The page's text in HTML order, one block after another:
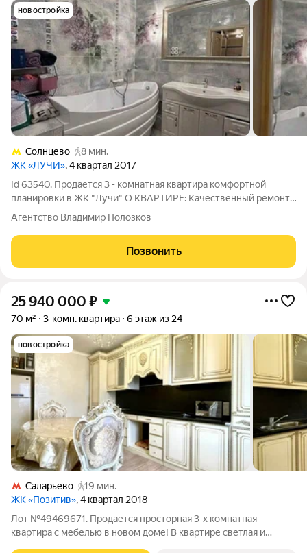
новостройка
Солнцево
8 мин.
ЖК «ЛУЧИ», 4 квартал 2017
Id 63540. Продается 3 - комнатная квартира комфортной
планировки в ЖК "Лучи" О КВАРТИРЕ: Качественный ремонт,
со всем необходимым для комфортного проживания. Окна
выходит на ОБЕ стороны. Раздельные комнаты + еще
дополнительное спальное пространство.
Агентство Владимир Полозков
Позвонить
25 940 000 ₽
70 м² 3-комн. квартира 6 этаж из 24
новостройка
Саларьево
19 мин.
ЖК «Позитив», 4 квартал 2018
Лот №49469671. Продается просторная 3-х комнатная
квартира с мебелью в новом доме! В квартире светлая и